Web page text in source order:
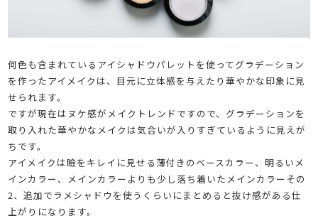
何色も含まれているアイシャドウパレットを使ってグラデーション
を作ったアイメイクは、目元に立体感を与えたり華やかな印象に見
せられます。
ですが現在はヌケ感がメイクトレンドですので、グラデーションを
取り入れた華やかなメイクは気合いが入りすぎているように見えが
ちです。
アイメイクは瞼をキレイに見せる薄付きのベースカラー、明るいメ
インカラー、メインカラーよりも少し落ち着いたメインカラーその
2、追加でラメシャドウを使うくらいにまとめると抜け感がある仕
上がりになります。